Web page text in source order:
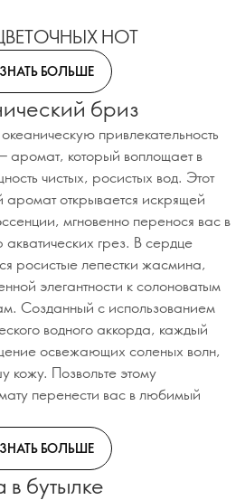
НОТ
БОЛЬШЕ
бриз
привлекательность
аромат, который воплощает в
чистых, росистых вод. Этот
аромат открывается искрящей
мгновенно перенося вас в
грез. В сердце
росистые лепестки жасмина,
элегантности к солоноватым
Созданный с использованием
водного аккорда, каждый
освежающих соленых волн,
Позвольте этому
перенести вас в любимый
БОЛЬШЕ
бутылке